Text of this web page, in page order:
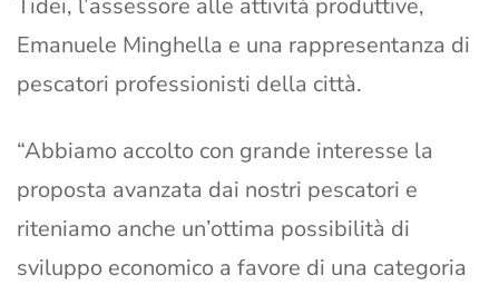
Tidei, l’assessore alle attività produttive,
Emanuele Minghella e una rappresentanza di
pescatori professionisti della città.
“Abbiamo accolto con grande interesse la
proposta avanzata dai nostri pescatori e
riteniamo anche un’ottima possibilità di
sviluppo economico a favore di una categoria